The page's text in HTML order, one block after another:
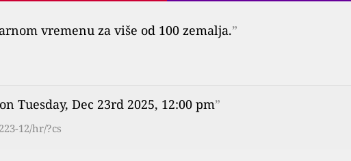
vremenu za više od 100 zemalja.”
Tuesday, Dec 23rd 2025, 12:00 pm”
12/hr/?cs